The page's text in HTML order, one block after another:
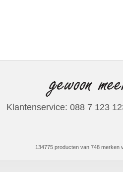
Klantenservice: 088 7 123
134775 producten van 748 merken